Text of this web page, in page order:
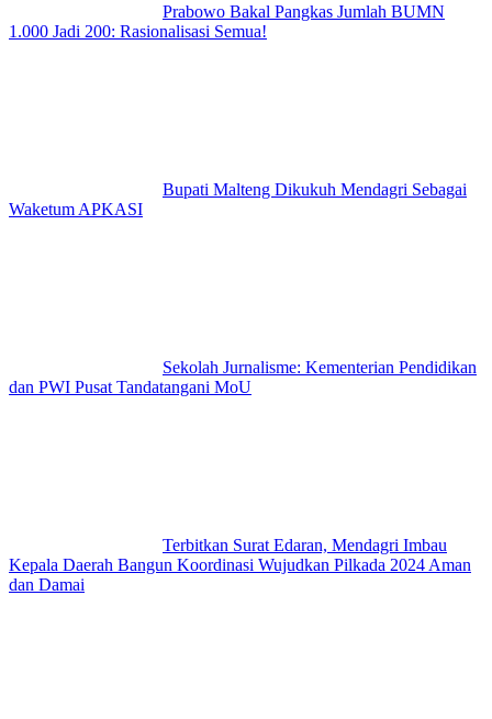
Prabowo Bakal Pangkas Jumlah BUMN
1.000 Jadi 200: Rasionalisasi Semua!
Bupati Malteng Dikukuh Mendagri Sebagai
Waketum APKASI
Sekolah Jurnalisme: Kementerian Pendidikan
dan PWI Pusat Tandatangani MoU
Terbitkan Surat Edaran, Mendagri Imbau
Kepala Daerah Bangun Koordinasi Wujudkan Pilkada 2024 Aman
dan Damai